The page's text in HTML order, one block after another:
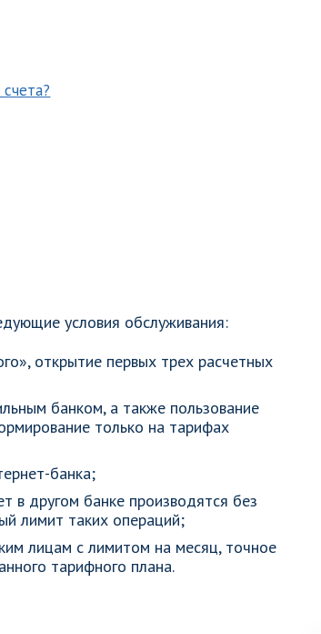
условия обслуживания:
открытие первых трех расчетных
банком, а также пользование
только на тарифах
банка;
в другом банке производятся без
лимит таких операций;
лицам с лимитом на месяц, точное
тарифного плана.